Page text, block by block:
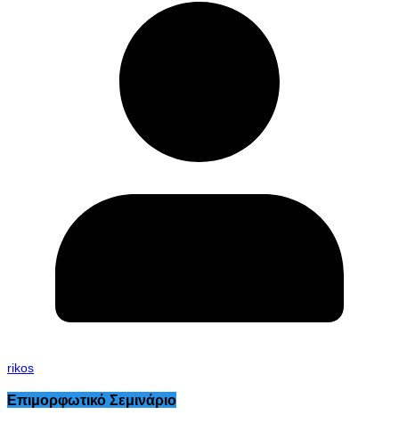
rikos
Επιμορφωτικό Σεμινάριο